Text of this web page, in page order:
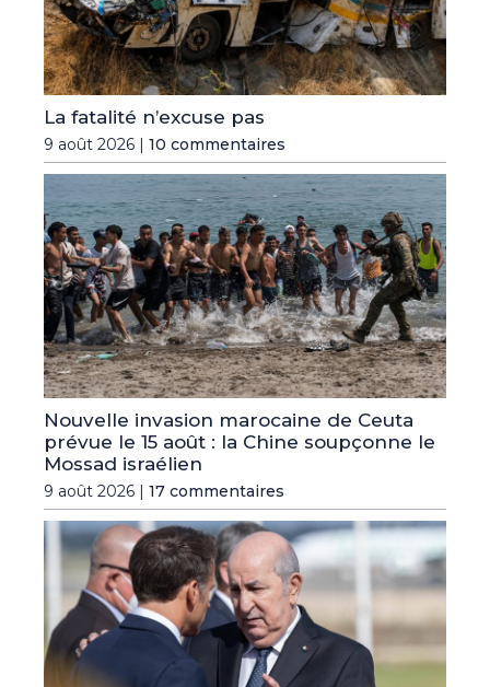
La fatalité n’excuse pas
9 août 2026 | 10 commentaires
Nouvelle invasion marocaine de Ceuta
prévue le 15 août : la Chine soupçonne le
Mossad israélien
9 août 2026 | 17 commentaires